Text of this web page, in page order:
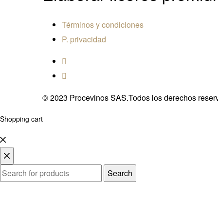
Términos y condiciones
P. privacidad
© 2023 Procevinos SAS.Todos los derechos
Shopping cart
Search